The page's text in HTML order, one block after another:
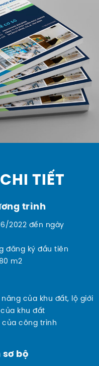
TIẾT
trình
2022 đến ngày
đăng ký đầu tiên
m2
của khu đất, lộ giới
khu đất
của công trình
sơ bộ